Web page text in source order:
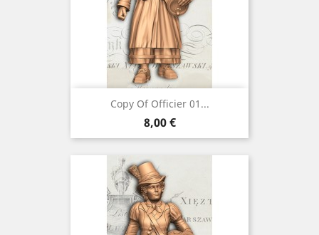
Copy Of Officier 01...
Preço
8,00 €